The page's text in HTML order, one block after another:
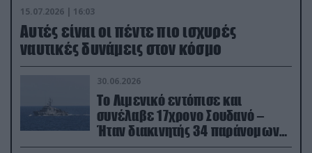
15.07.2026 | 16:03
Aυτές είναι οι πέντε πιο ισχυρές
ναυτικές δυνάμεις στον κόσμο
30.06.2026
Το Λιμενικό εντόπισε και
συνέλαβε 17χρονο Σουδανό –
Ήταν διακινητής 34 παράνομων
μεταναστών